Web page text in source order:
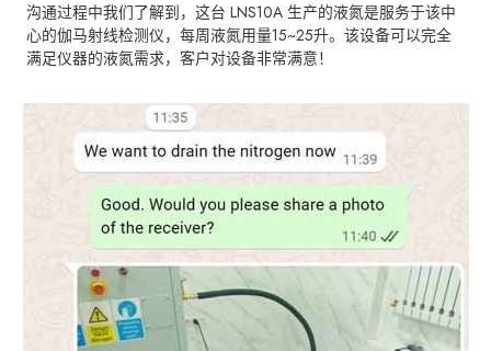
沟通过程中我们了解到，这台 LNS10A 生产的液氮是服务于该中
心的伽马射线检测仪，每周液氮用量15~25升。该设备可以完全
满足仪器的液氮需求，客户对设备非常满意！